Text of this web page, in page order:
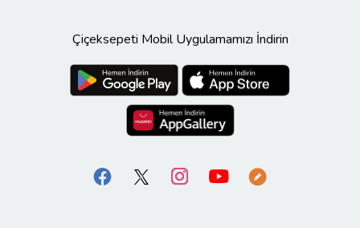
Çiçeksepeti Mobil Uygulamamızı İndirin